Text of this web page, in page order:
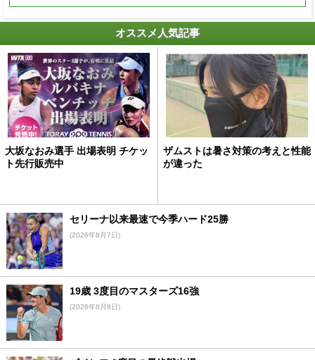
オススメ人気記事
大坂なおみ選手 出場表明 チケッ
ト先行販売中
ザムストは暑さ対策の考えと性能
が違った
セリーナ以来最速で今季ハード25勝
(2026年8月7日)
19歳 3度目のマスターズ16強
(2026年8月8日)